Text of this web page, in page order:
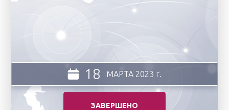
ЗАВЕРШЕНО
18 МАРТА 2023 г.